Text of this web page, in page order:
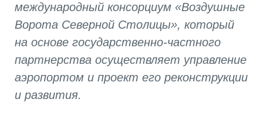
международный консорциум «Воздушные
Ворота Северной Столицы», который
на основе государственно-частного
партнерства осуществляет управление
аэропортом и проект его реконструкции
и развития.